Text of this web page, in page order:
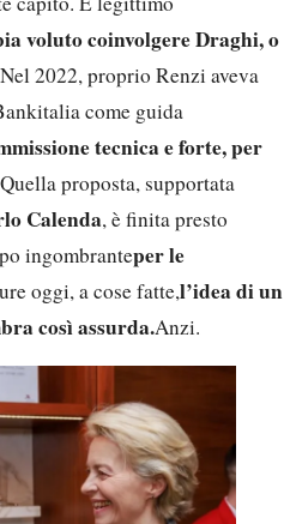
voluto coinvolgere Draghi, o
2022, proprio Renzi aveva
come guida
tecnica e forte, per
proposta, supportata
Calenda, è finita presto
ingombranteper le
oggi, a cose fatte,l’idea di un
così assurda.Anzi.